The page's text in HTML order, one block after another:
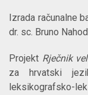
Izrada računalne
dr. sc. Bruno Nahod
Projekt Rječnik
za hrvatski
leksikografsko-